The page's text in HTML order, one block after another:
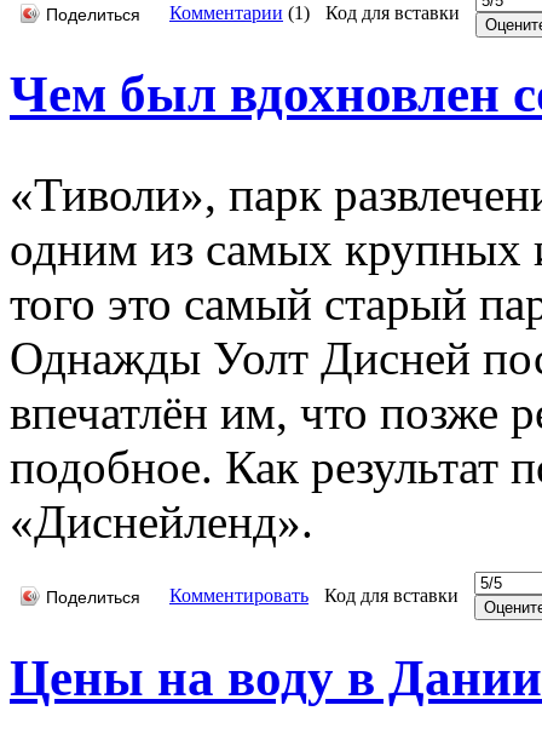
Поделиться Комментарии (1) Код для вставки
Чем был вдохновлен
«Тиволи», парк
одним из самых крупных
того это самый старый
Однажды Уолт Дисней
впечатлён им, что позже
подобное. Как результат
«Диснейленд».
Поделиться Комментировать Код для вставки
Цены на воду в Дании